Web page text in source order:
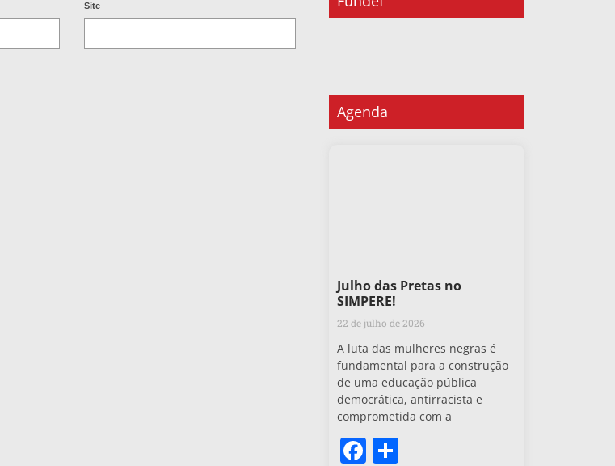
Site
Agenda
Julho das Pretas no
SIMPERE!
22 de julho de 2026
A luta das mulheres negras é
fundamental para a construção
de uma educação pública
democrática, antirracista e
comprometida com a
Facebook